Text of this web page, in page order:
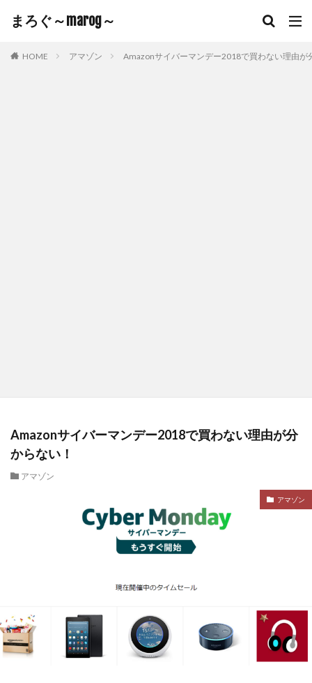
まろぐ～marog～
HOME アマゾン Amazonサイバーマンデー2018で買わない理由が
Amazonサイバーマンデー2018で買わない理由が分
からない！
アマゾン
アマゾン